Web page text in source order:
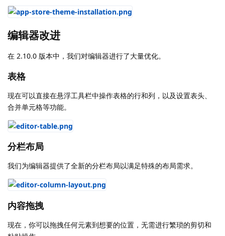
编辑器改进
在 2.10.0 版本中，我们对编辑器进行了大量优化。
表格
现在可以直接在悬浮工具栏中操作表格的行和列，以及设置表头、
合并单元格等功能。
分栏布局
我们为编辑器提供了全新的分栏布局以满足特殊的布局需求。
内容拖拽
现在，你可以拖拽任何元素到想要的位置，无需进行繁琐的剪切和